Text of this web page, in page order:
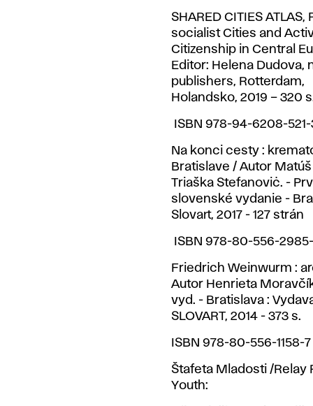
SHARED CITIES ATLAS,
socialist Cities and
Citizenship in Central
Editor: Helena Dudova,
publishers, Rotterdam,
Holandsko, 2019 – 320
ISBN 978-94-6208-521-
Na konci cesty :
Bratislave / Autor Matúš
Triaška Stefanoviċ. -
slovenské vydanie -
Slovart, 2017 - 127 strán
ISBN 978-80-556-
Friedrich Weinwurm :
Autor Henrieta
vyd. - Bratislava :
SLOVART, 2014 - 373 s.
ISBN 978-80-556-1158-7
Štafeta Mladosti /Relay
Youth: